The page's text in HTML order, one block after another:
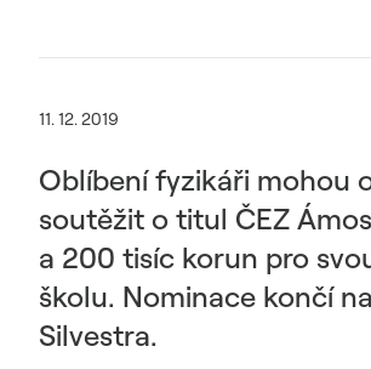
11. 12. 2019
Oblíbení fyzikáři mohou
soutěžit o titul ČEZ Ámos
a 200 tisíc korun pro
školu. Nominace končí na
Silvestra.